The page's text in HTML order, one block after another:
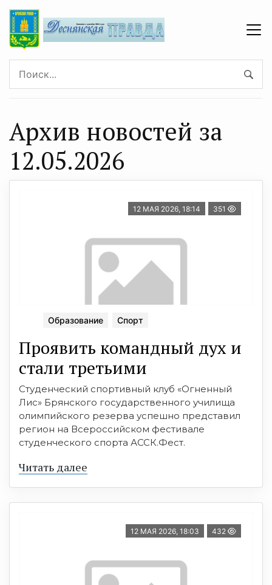
Архив новостей за
12.05.2026
12 МАЯ 2026, 18:14 351
Образование Спорт
Проявить командный дух и
стали третьими
Студенческий спортивный клуб «Огненный
Лис» Брянского государственного училища
олимпийского резерва успешно представил
регион на Всероссийском фестивале
студенческого спорта АССК.Фест.
Читать далее
12 МАЯ 2026, 18:03 432